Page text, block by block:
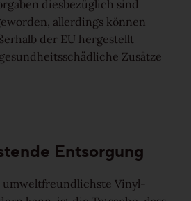
- Ihre Vorteile
diesbezüglich sind
allerdings können
der EU hergestellt
Zusätze
Entsorgung
umweltfreundlichste Vinyl-